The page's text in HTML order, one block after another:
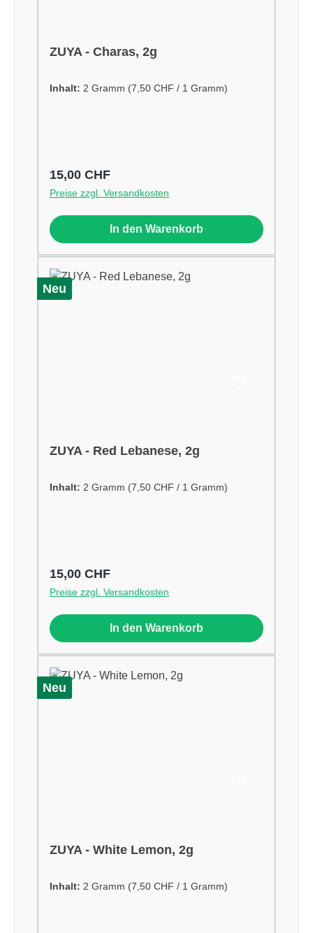
ZUYA - Charas, 2g
Inhalt: 2 Gramm (7,50 CHF / 1 Gramm)
Regulärer Preis:
15,00 CHF
Preise zzgl. Versandkosten
In den Warenkorb
Neu
ZUYA - Red Lebanese, 2g
Inhalt: 2 Gramm (7,50 CHF / 1 Gramm)
Regulärer Preis:
15,00 CHF
Preise zzgl. Versandkosten
In den Warenkorb
Neu
ZUYA - White Lemon, 2g
Inhalt: 2 Gramm (7,50 CHF / 1 Gramm)